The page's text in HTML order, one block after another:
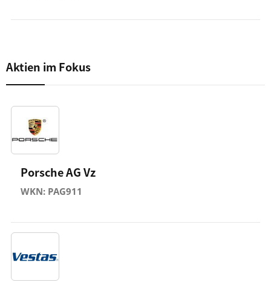
Aktien im Fokus
Porsche AG Vz
WKN: PAG911